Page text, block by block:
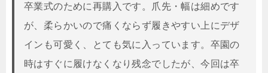
卒業式のために再購入です。爪先・幅は細めです
が、柔らかいので痛くならず履きやすい上にデザ
インも可愛く、とても気に入っています。卒園の
時はすぐに履けなくなり残念でしたが、今回は卒